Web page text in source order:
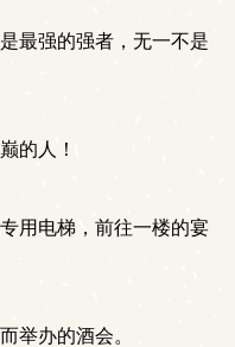
最强的强者，无一不是
的人！
用电梯，前往一楼的宴
举办的酒会。